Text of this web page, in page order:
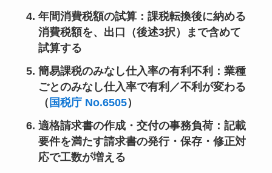
年間消費税額の試算：課税転換後に納める
消費税額を、出口（後述3択）まで含めて
試算する
簡易課税のみなし仕入率の有利不利 ：業種
ごとのみなし仕入率で有利／不利が変わる
（ 国税庁 No.6505）
適格請求書の作成・交付の事務負荷：記載
要件を満たす請求書の発行・保存・修正対
応で工数が増える